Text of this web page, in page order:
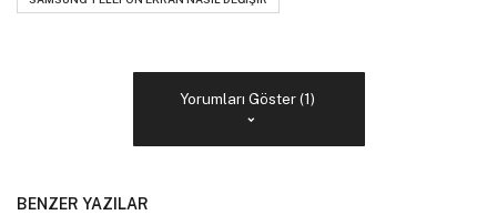
Yorumları Göster (1)
BENZER YAZILAR